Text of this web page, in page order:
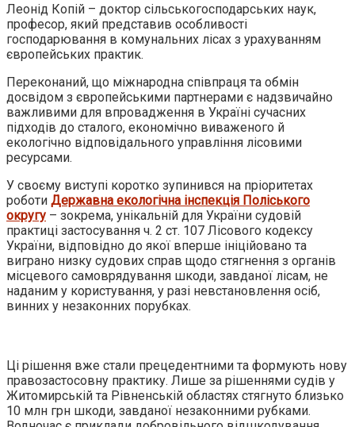
Леонід Копій – доктор сільськогосподарських наук,
професор, який представив особливості
господарювання в комунальних лісах з урахуванням
європейських практик.
Переконаний, що міжнародна співпраця та обмін
досвідом з європейськими партнерами є надзвичайно
важливими для впровадження в Україні сучасних
підходів до сталого, економічно виваженого й
екологічно відповідального управління лісовими
ресурсами.
У своєму виступі коротко зупинився на пріоритетах
роботи Державна екологічна інспекція Поліського
округу – зокрема, унікальній для України судовій
практиці застосування ч. 2 ст. 107 Лісового кодексу
України, відповідно до якої вперше ініційовано та
виграно низку судових справ щодо стягнення з органів
місцевого самоврядування шкоди, завданої лісам, не
наданим у користування, у разі невстановлення осіб,
винних у незаконних порубках.
Ці рішення вже стали прецедентними та формують нову
правозастосовну практику. Лише за рішеннями судів у
Житомирській та Рівненській областях стягнуто близько
10 млн грн шкоди, завданої незаконними рубками.